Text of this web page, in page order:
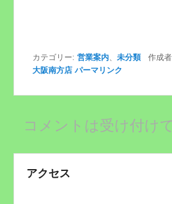
カテゴリー:営業案内 、未分類作成
大阪南方店 パーマリンク
コメントは受け付け
アクセス